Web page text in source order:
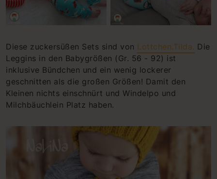
Diese zuckersüßen Sets sind von Lottchen.Tilda. Die
Leggins in den Babygrößen (Gr. 56 - 92) ist
inklusive Bündchen und ein wenig lockerer
geschnitten als die großen Größen! Damit den
Kleinen nichts einschnürt und Windelpo und
Milchbäuchlein Platz haben.